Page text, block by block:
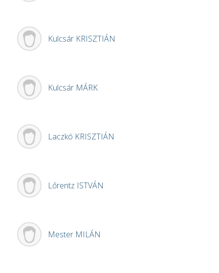
Kulcsár KRISZTIÁN
Kulcsár MÁRK
Laczkó KRISZTIÁN
Lőrentz ISTVÁN
Mester MILÁN